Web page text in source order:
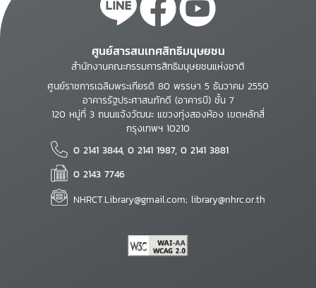
ศูนย์สารสนเทศสิทธิมนุษยชน
สำนักงานคณะกรรมการสิทธิมนุษยชนแห่งชาติ
ศูนย์ราชการเฉลิมพระเกียรติ 80 พรรษา 5 ธันวาคม 2550
อาคารรัฐประศาสนภักดี (อาคารบี) ชั้น 7
120 หมู่ที่ 3 ถนนแจ้งวัฒนะ แขวงทุ่งสองห้อง เขตหลักสี่
กรุงเทพฯ 10210
0 2141 3844, 0 2141 1987, 0 2141 3881
0 2143 7746
NHRCT.Library@gmail.com; library@nhrc.or.th